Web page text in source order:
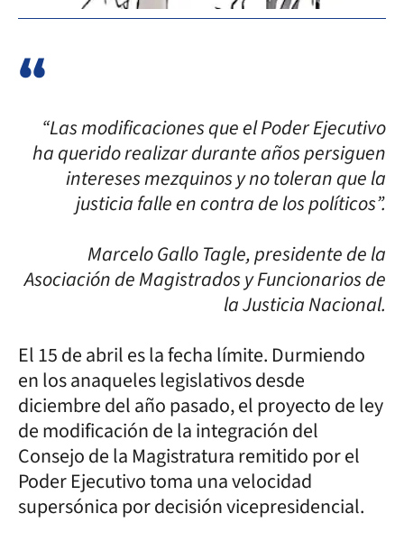
“Las modificaciones que el Poder Ejecutivo
ha querido realizar durante años persiguen
intereses mezquinos y no toleran que la
justicia falle en contra de los políticos”.
Marcelo Gallo Tagle, presidente de la
Asociación de Magistrados y Funcionarios de
la Justicia Nacional.
El 15 de abril es la fecha límite. Durmiendo
en los anaqueles legislativos desde
diciembre del año pasado, el proyecto de ley
de modificación de la integración del
Consejo de la Magistratura remitido por el
Poder Ejecutivo toma una velocidad
supersónica por decisión vicepresidencial.